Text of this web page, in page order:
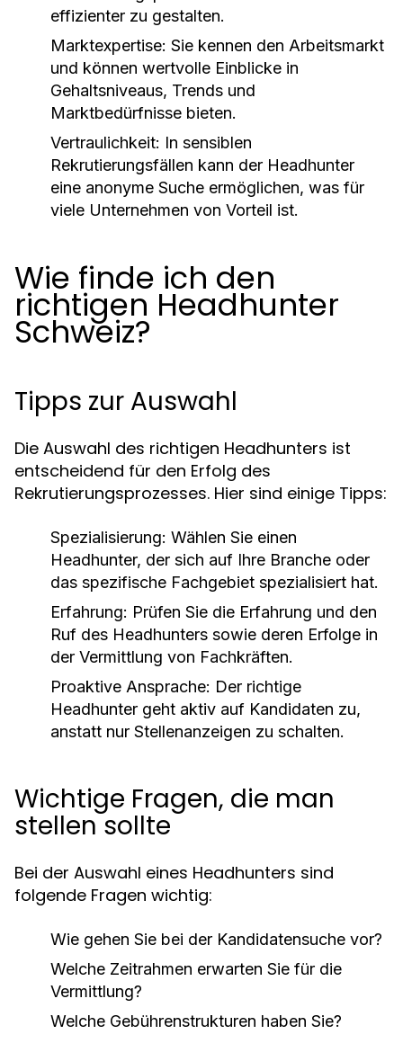
effizienter zu gestalten.
Marktexpertise: Sie kennen den Arbeitsmarkt
und können wertvolle Einblicke in
Gehaltsniveaus, Trends und
Marktbedürfnisse bieten.
Vertraulichkeit: In sensiblen
Rekrutierungsfällen kann der Headhunter
eine anonyme Suche ermöglichen, was für
viele Unternehmen von Vorteil ist.
Wie finde ich den
richtigen Headhunter
Schweiz?
Tipps zur Auswahl
Die Auswahl des richtigen Headhunters ist
entscheidend für den Erfolg des
Rekrutierungsprozesses. Hier sind einige Tipps:
Spezialisierung: Wählen Sie einen
Headhunter, der sich auf Ihre Branche oder
das spezifische Fachgebiet spezialisiert hat.
Erfahrung: Prüfen Sie die Erfahrung und den
Ruf des Headhunters sowie deren Erfolge in
der Vermittlung von Fachkräften.
Proaktive Ansprache: Der richtige
Headhunter geht aktiv auf Kandidaten zu,
anstatt nur Stellenanzeigen zu schalten.
Wichtige Fragen, die man
stellen sollte
Bei der Auswahl eines Headhunters sind
folgende Fragen wichtig:
Wie gehen Sie bei der Kandidatensuche vor?
Welche Zeitrahmen erwarten Sie für die
Vermittlung?
Welche Gebührenstrukturen haben Sie?